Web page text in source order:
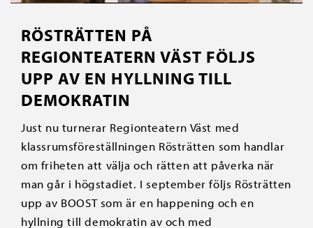
RÖSTRÄTTEN PÅ
REGIONTEATERN VÄST FÖLJS
UPP AV EN HYLLNING TILL
DEMOKRATIN
Just nu turnerar Regionteatern Väst med
klassrumsföreställningen Rösträtten som handlar
om friheten att välja och rätten att påverka när
man går i högstadiet. I september följs Rösträtten
upp av BOOST som är en happening och en
hyllning till demokratin av och med